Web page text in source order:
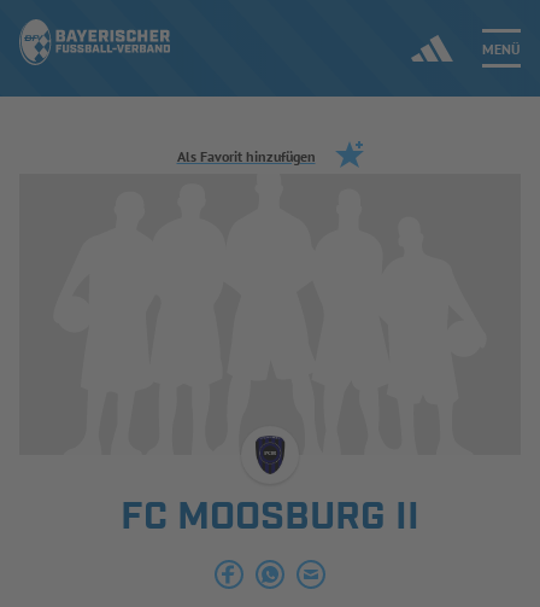
MENÜ
Jetzt einloggen
INFOTHEK SPIELPLUS
Als Favorit hinzufügen
FC MOOSBURG II